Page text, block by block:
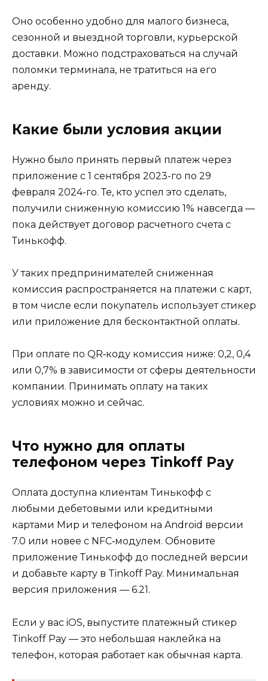
Оно особенно удобно для малого бизнеса,
сезонной и выездной торговли, курьерской
доставки. Можно подстраховаться на случай
поломки терминала, не тратиться на его
аренду.
Какие были условия акции
Нужно было принять первый платеж через
приложение с 1 сентября 2023-го по 29
февраля 2024-го. Те, кто успел это сделать,
получили сниженную комиссию 1% навсегда —
пока действует договор расчетного счета с
Тинькофф.
У таких предпринимателей сниженная
комиссия распространяется на платежи с карт,
в том числе если покупатель использует стикер
или приложение для бесконтактной оплаты.
При оплате по QR‑коду комиссия ниже: 0,2, 0,4
или 0,7% в зависимости от сферы деятельности
компании. Принимать оплату на таких
условиях можно и сейчас.
Что нужно для оплаты
телефоном через Tinkoff Pay
Оплата доступна клиентам Тинькофф с
любыми дебетовыми или кредитными
картами Мир и телефоном на Android версии
7.0 или новее с NFC‑модулем. Обновите
приложение Тинькофф до последней версии
и добавьте карту в Tinkoff Pay. Минимальная
версия приложения — 6.21.
Если у вас iOS, выпустите платежный стикер
Tinkoff Pay — это небольшая наклейка на
телефон, которая работает как обычная карта.